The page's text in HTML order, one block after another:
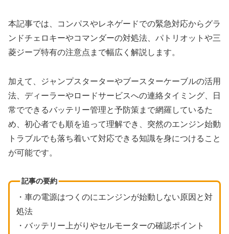
本記事では、コンパスやレネゲードでの緊急対応からグラ
ンドチェロキーやコマンダーの対処法、パトリオットや三
菱ジープ特有の注意点まで幅広く解説します。
加えて、ジャンプスターターやブースターケーブルの活用
法、ディーラーやロードサービスへの連絡タイミング、日
常でできるバッテリー管理と予防策まで網羅しているた
め、初心者でも順を追って理解でき、突然のエンジン始動
トラブルでも落ち着いて対応できる知識を身につけること
が可能です。
記事の要約
・車の電源はつくのにエンジンが始動しない原因と対
処法
・バッテリー上がりやセルモーターの確認ポイント